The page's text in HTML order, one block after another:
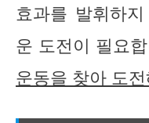
효과를 발휘하
운 도전이 필요
운동을 찾아 도